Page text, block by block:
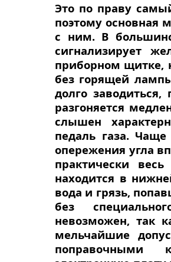
Это по праву
поэтому основная
с ним. В
сигнализирует
приборном щитке,
без горящей
долго
разгоняется
слышен
педаль газа.
опережения угла
практически
находится в
вода и грязь,
без
невозможен, так
мельчайшие
поправочными